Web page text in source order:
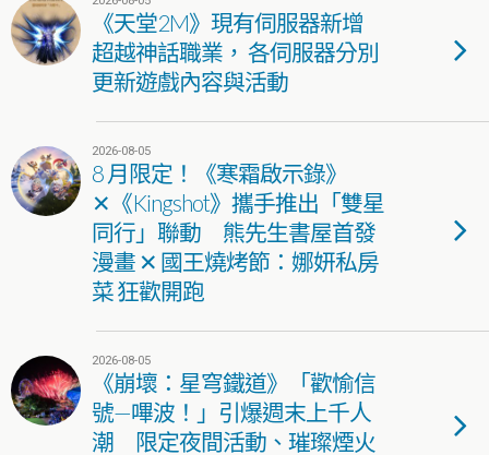
《天堂2M》現有伺服器新增
超越神話職業， 各伺服器分別
更新遊戲內容與活動
2026-08-05
8 月限定！《寒霜啟示錄》
✕《Kingshot》攜手推出「雙星
同行」聯動 熊先生書屋首發
漫畫 ✕ 國王燒烤節：娜妍私房
菜 狂歡開跑
2026-08-05
《崩壞：星穹鐵道》「歡愉信
號—嗶波！」引爆週末上千人
潮 限定夜間活動、璀璨煙火